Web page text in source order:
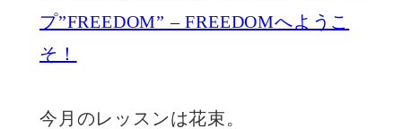
プ”FREEDOM” – FREEDOMへようこ
そ！
今月のレッスンは花束。